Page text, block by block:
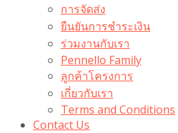
การจัดส่ง
ยืนยันการชำระเงิน
ร่วมงานกับเรา
Pennello Family
ลูกค้าโครงการ
เกี่ยวกับเรา
Terms and Conditions
Contact Us